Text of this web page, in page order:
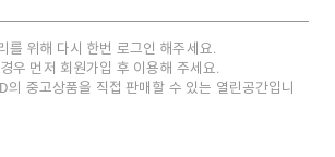
를 위해 다시 한번 로그인 해주세요.
우 먼저 회원가입 후 이용해 주세요.
의 중고상품을 직접 판매할 수 있는 열린공간입니